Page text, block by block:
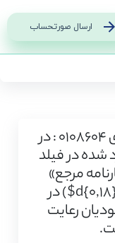
ارسال صورتحساب
رفع خطای 0108604 : در
شده در فیلد
مرجع»
الگو(^\d{0,18}$) در
رعایت